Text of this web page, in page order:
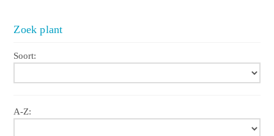
Zoek plant
Soort:
A-Z: